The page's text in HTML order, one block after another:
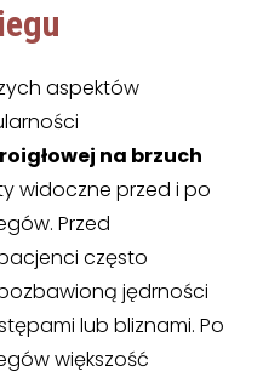
aspektów
na brzuch
widoczne przed i po
Przed
często
jędrności
lub bliznami. Po
większość